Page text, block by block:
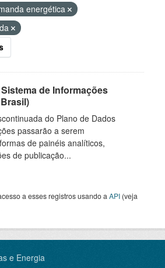
energética
de Informações
do Plano de Dados
passarão a serem
de painéis analíticos,
de publicação...
a esses registros usando a API (veja
e Energia